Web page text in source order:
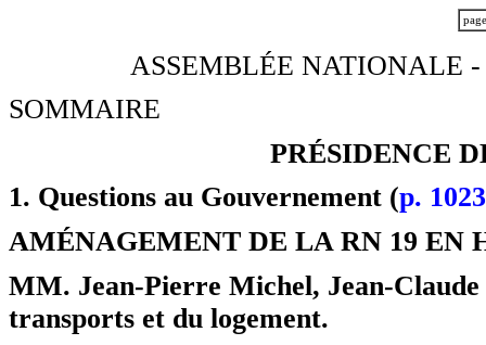
ASSEMBLÉE NATIONALE -
SOMMAIRE
PRÉSIDENCE
1. Questions au Gouvernement (p.
AMÉNAGEMENT DE LA RN 19 EN
MM. Jean-Pierre Michel, Jean-
transports et du logement.